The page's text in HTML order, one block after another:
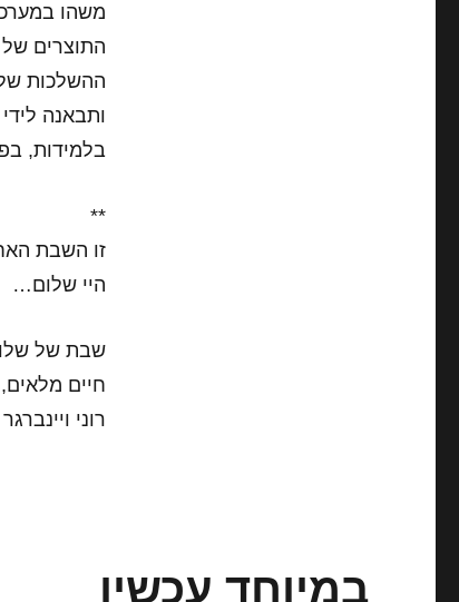
משהו
התוצרים
ההשלכות
ותבאנה
בלמידות,
**
זו השבת
היי שלום…
שבת של
חיים
רוני ויינברגר
במיוחד עכשיו